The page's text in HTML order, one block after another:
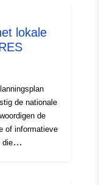
Right
Areas) als
lokale
de nationale
de
of informatieve
die